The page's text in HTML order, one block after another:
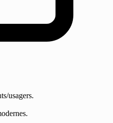
usagers.